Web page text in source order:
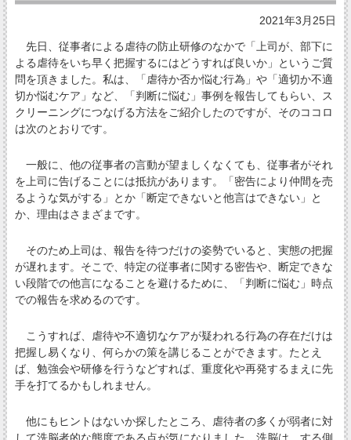
2021年3月25日
先日、従事者による虐待の防止研修のなかで「上司が、部下に
よる虐待をいち早く把握するにはどうすれば良いか」というご質
問を頂きました。私は、「虐待か否か悩む行為」や「適切か不適
切か悩むケア」など、「判断に悩む」事例を報告してもらい、ス
クリーニングにつなげる方法をご紹介したのですが、そのココロ
は次のとおりです。
一般に、他の従事者の言動が望ましくなくても、従事者がそれ
を上司に告げることには抵抗があります。「密告により仲間を売
るような気がする」とか「断定できないと他言はできない」と
か、理由はさまざまです。
そのため上司は、報告を待つだけの姿勢でいると、実態の把握
が遅れます。そこで、特定の従事者に関する密告や、断定できな
い段階での他言になることを避けるために、「判断に悩む」時点
での報告を求めるのです。
こうすれば、虐待や不適切なケアが疑われる行為の存在だけは
把握し易くなり、何らかの策を講じることができます。たとえ
ば、勉強会や研修を行うなどすれば、重度化や再発するまえに先
手を打てるかもしれません。
他にもヒントはないか探したところ、虐待者の多くが弱者に対